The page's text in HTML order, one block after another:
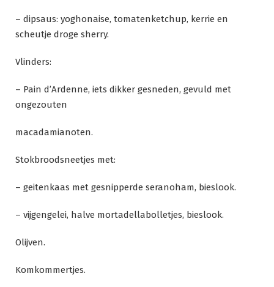
– dipsaus: yoghonaise, tomatenketchup, kerrie en
scheutje droge sherry.
Vlinders:
– Pain d’Ardenne, iets dikker gesneden, gevuld met
ongezouten
macadamianoten.
Stokbroodsneetjes met:
– geitenkaas met gesnipperde seranoham, bieslook.
– vijgengelei, halve mortadellabolletjes, bieslook.
Olijven.
Komkommertjes.